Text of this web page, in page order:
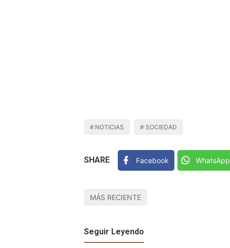
NOTICIAS SOCIEDAD
SHARE Facebook WhatsApp
MÁS RECIENTE
Seguir Leyendo